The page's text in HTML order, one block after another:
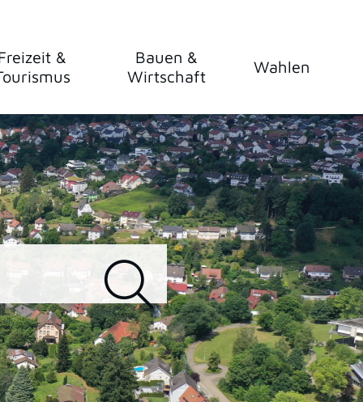
&
Bauen &
Wirtschaft
Wahlen